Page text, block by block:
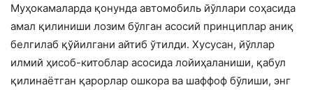
Муҳокамаларда қонунда автомобиль йўллари соҳасида
амал қилиниши лозим бўлган асосий принциплар аниқ
белгилаб қўйилгани айтиб ўтилди. Хусусан, йўллар
илмий ҳисоб-китоблар асосида лойиҳаланиши, қабул
қилинаётган қарорлар ошкора ва шаффоф бўлиши, энг